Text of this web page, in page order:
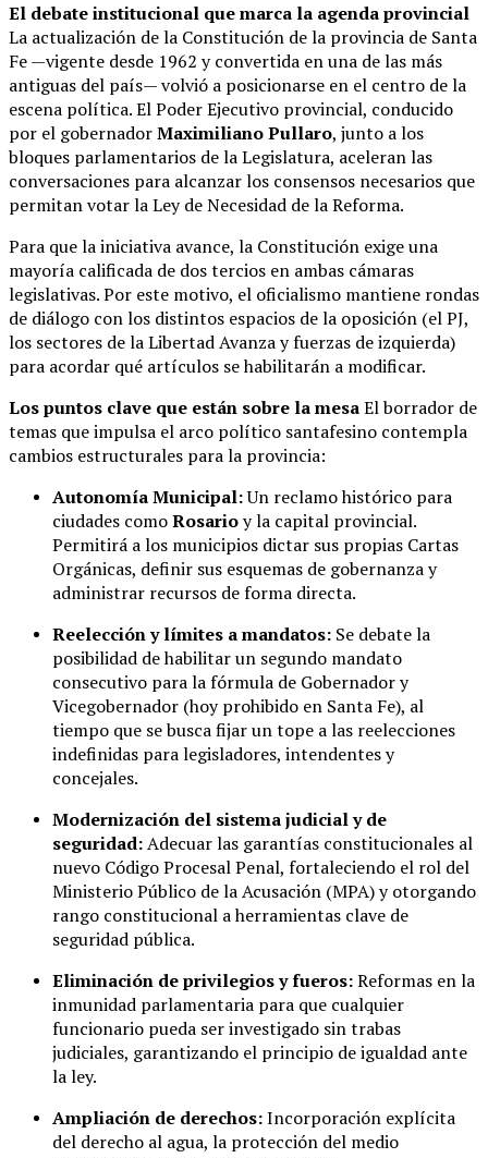
El debate institucional que marca la agenda provincial
La actualización de la Constitución de la provincia de Santa
Fe —vigente desde 1962 y convertida en una de las más
antiguas del país— volvió a posicionarse en el centro de la
escena política. El Poder Ejecutivo provincial, conducido
por el gobernadorMaximiliano Pullaro, junto a los
bloques parlamentarios de la Legislatura, aceleran las
conversaciones para alcanzar los consensos necesarios que
permitan votar la Ley de Necesidad de la Reforma.
Para que la iniciativa avance, la Constitución exige una
mayoría calificada de dos tercios en ambas cámaras
legislativas. Por este motivo, el oficialismo mantiene rondas
de diálogo con los distintos espacios de la oposición (el PJ,
los sectores de la Libertad Avanza y fuerzas de izquierda)
para acordar qué artículos se habilitarán a modificar.
Los puntos clave que están sobre la mesaEl borrador de
temas que impulsa el arco político santafesino contempla
cambios estructurales para la provincia:
Autonomía Municipal:Un reclamo histórico para
ciudades comoRosarioy la capital provincial.
Permitirá a los municipios dictar sus propias Cartas
Orgánicas, definir sus esquemas de gobernanza y
administrar recursos de forma directa.
Reelección y límites a mandatos: Se debate la
posibilidad de habilitar un segundo mandato
consecutivo para la fórmula de Gobernador y
Vicegobernador (hoy prohibido en Santa Fe), al
tiempo que se busca fijar un tope a las reelecciones
indefinidas para legisladores, intendentes y
concejales.
Modernización del sistema judicial y de
seguridad:Adecuar las garantías constitucionales al
nuevo Código Procesal Penal, fortaleciendo el rol del
Ministerio Público de la Acusación (MPA) y otorgando
rango constitucional a herramientas clave de
seguridad pública.
Eliminación de privilegios y fueros:Reformas en la
inmunidad parlamentaria para que cualquier
funcionario pueda ser investigado sin trabas
judiciales, garantizando el principio de igualdad ante
la ley.
Ampliación de derechos:Incorporación explícita
del derecho al agua, la protección del medio